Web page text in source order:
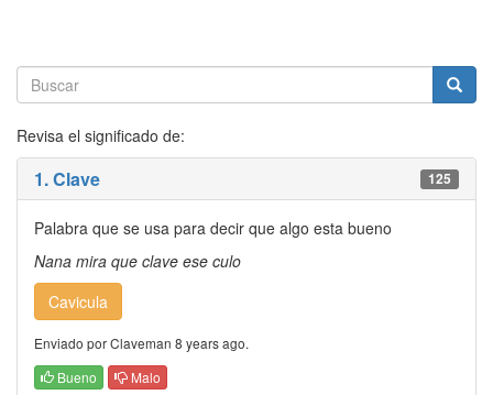
Revisa el significado de:
1. Clave 125
Palabra que se usa para decir que algo esta bueno
Nana mira que clave ese culo
Cavicula
Enviado por Claveman 8 years ago.
Bueno
Malo